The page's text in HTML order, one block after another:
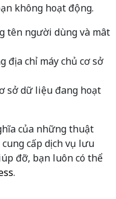
không hoạt động.
tên người dùng và mât
địa chỉ máy chủ cơ sở
sở dữ liệu đang hoạt
của những thuật
cấp dịch vụ lưu
đỡ, bạn luôn có thể
.